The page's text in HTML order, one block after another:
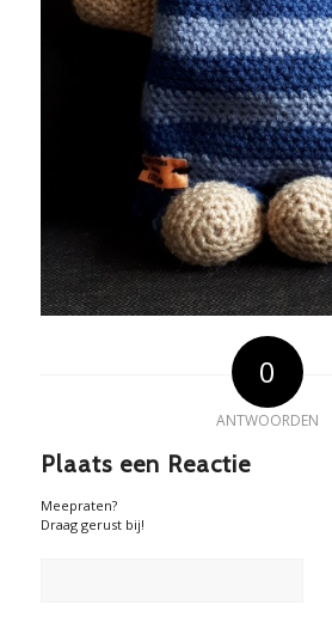
0
ANTWOORDEN
Plaats een Reactie
Meepraten?
Draag gerust bij!